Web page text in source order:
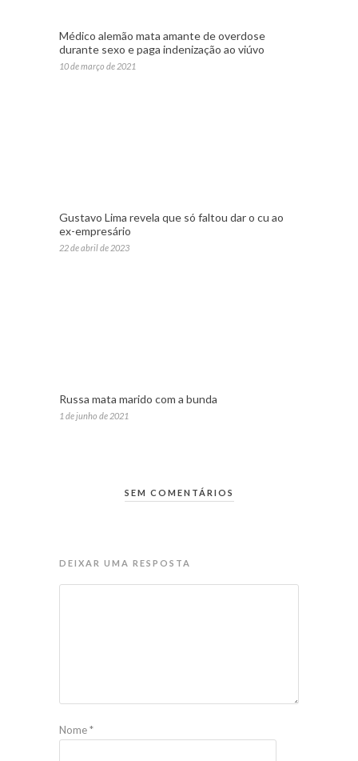
Médico alemão mata amante de overdose
durante sexo e paga indenização ao viúvo
10 de março de 2021
Gustavo Lima revela que só faltou dar o cu ao
ex-empresário
22 de abril de 2023
Russa mata marido com a bunda
1 de junho de 2021
SEM COMENTÁRIOS
DEIXAR UMA RESPOSTA
Nome*